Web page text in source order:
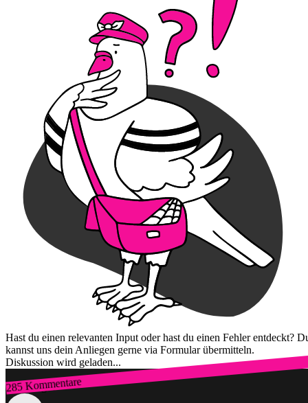
Hast du einen relevanten Input oder hast du einen Fehler entdeckt?
kannst uns dein Anliegen gerne via Formular übermitteln.
Diskussion wird geladen...
285 Kommentare
Zum Login